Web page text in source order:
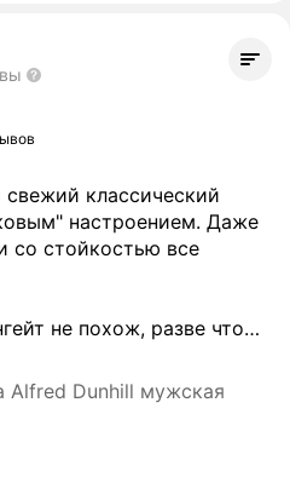
классический
настроением. Даже
со стойкостью все
не похож, разве что…
Alfred Dunhill мужская